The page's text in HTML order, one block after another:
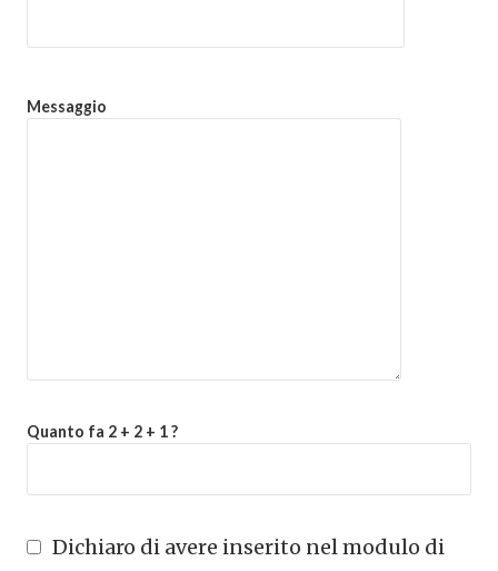
Messaggio
Quanto fa 2 + 2 + 1 ?
Dichiaro di avere inserito nel modulo di